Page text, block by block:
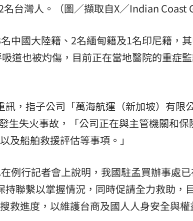
台灣人。（圖／擷取自X／Indian Coast
中國大陸籍、2名緬甸籍及1名印尼籍，
道也被灼傷，目前正在當地醫院的重症
，指子公司「萬海航運（新加坡）有限
生失火事故，「公司正在與主管機關和保
及船舶救援評估等事項。」
例行記者會上說明，我國駐孟買辦事處
聯繫以掌握情況，同時促請全力救助，
救進度，以維護台商及國人人身安全與權